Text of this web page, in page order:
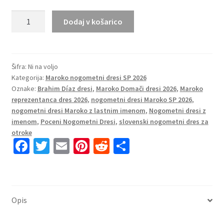
2026
Brahim
Díaz
#10
Domači
rdeča
Ženski
količina
Dodaj v košarico
Šifra: Ni na voljo
Kategorija: Maroko nogometni dresi SP 2026
Oznake: Brahim Díaz dresi, Maroko Domači dresi 2026, Maroko
reprezentanca dres 2026, nogometni dresi Maroko SP 2026,
nogometni dresi Maroko z lastnim imenom, Nogometni dresi z
imenom, Poceni Nogometni Dresi, slovenski nogometni dres za
otroke
Fa T E Pi R S
Opis